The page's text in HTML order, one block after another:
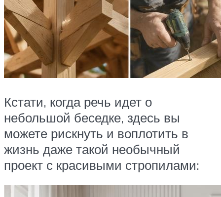
Кстати, когда речь идет о
небольшой беседке, здесь вы
можете рискнуть и воплотить в
жизнь даже такой необычный
проект с красивыми стропилами: